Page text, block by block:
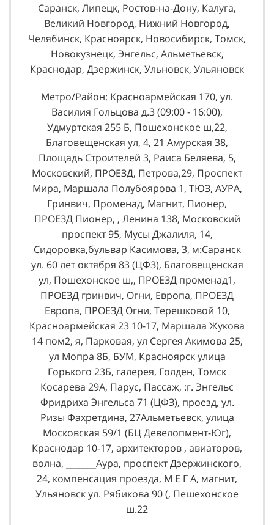
Саранск, Липецк, Ростов-на-Дону, Калуга,
Великий Новгород, Нижний Новгород,
Челябинск, Красноярск, Новосибирск, Томск,
Новокузнецк, Энгельс, Альметьевск,
Краснодар, Дзержинск, Ульновск, Ульяновск
Метро/Район: Красноармейская 170, ул.
Василия Гольцова д.3 (09:00 - 16:00),
Удмуртская 255 Б, Пошехонское ш,22,
Благовещенская ул, 4, 21 Амурская 38,
Площадь Строителей 3, Раиса Беляева, 5,
Московский, ПРОЕЗД, Петрова,29, Проспект
Мира, Маршала Полубоярова 1, ТЮЗ, АУРА,
Гринвич, Променад, Магнит, Пионер,
ПРОЕЗД Пионер, , Ленина 138, Московский
проспект 95, Мусы Джалиля, 14,
Сидоровка,бульвар Касимова, 3, м:Саранск
ул. 60 лет октября 83 (ЦФЗ), Благовещенская
ул, Пошехонское ш,, ПРОЕЗД променад1,
ПРОЕЗД гринвич, Огни, Европа, ПРОЕЗД
Европа, ПРОЕЗД Огни, Терешковой 10,
Красноармейская 23 10-17, Маршала Жукова
14 пом2, я, Парковая, ул Сергея Акимова 25,
ул Мопра 8Б, БУМ, Красноярск улица
Горького 23Б, галерея, Голден, Томск
Косарева 29А, Парус, Пассаж, :г. Энгельс
Фридриха Энгельса 71 (ЦФЗ), проезд, ул.
Ризы Фахретдина, 27Альметьевск, улица
Московская 59/1 (БЦ Девелопмент-Юг),
Краснодар 10-17, архитекторов , авиаторов,
волна, _______Аура, проспект Дзержинского,
24, компенсация проезда, М Е Г А, магнит,
Ульяновск ул. Рябикова 90 (, Пешехонское
ш.22